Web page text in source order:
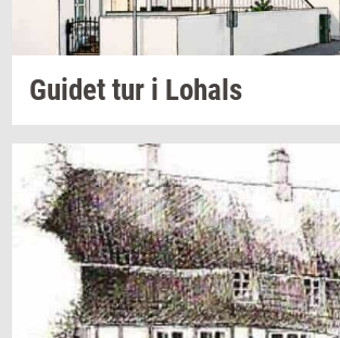
Gu­i­dettur i Lo­hals